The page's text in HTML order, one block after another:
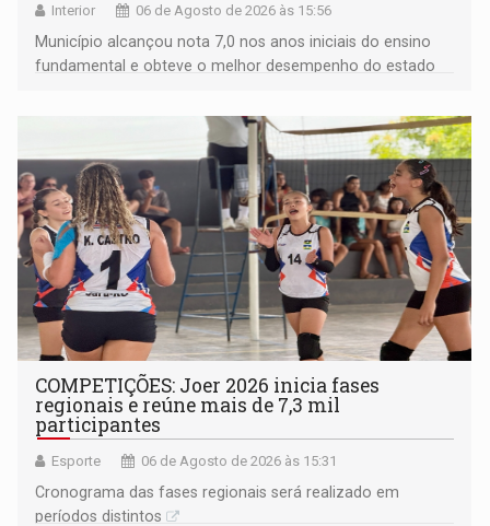
Interior 06 de Agosto de 2026 às 15:56
Município alcançou nota 7,0 nos anos iniciais do ensino
fundamental e obteve o melhor desempenho do estado
COMPETIÇÕES: Joer 2026 inicia fases
regionais e reúne mais de 7,3 mil
participantes
Esporte 06 de Agosto de 2026 às 15:31
Cronograma das fases regionais será realizado em
períodos distintos